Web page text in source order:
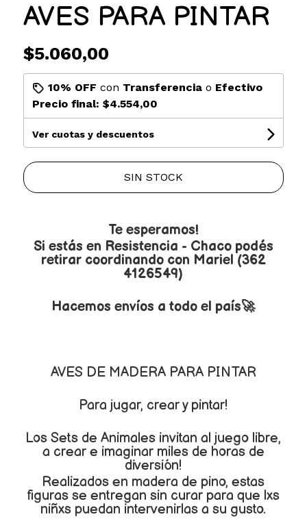
AVES PARA PINTAR
$5.060,00
10% OFF con Transferenciao Efectivo
Precio final: $4.554,00
Ver cuotas y descuentos
SIN STOCK
Te esperamos!
Si estás en Resistencia - Chaco podés
retirar coordinando con Mariel (362
4126549)
Hacemos envíos a todo el país🚀
AVES DE MADERA PARA PINTAR
Para jugar, crear y pintar!
Los Sets de Animales invitan al juego libre,
a crear e imaginar miles de horas de
diversión!
Realizados en madera de pino, estas
figuras se entregan sin curar para que lxs
niñxs puedan intervenirlas a su gusto.